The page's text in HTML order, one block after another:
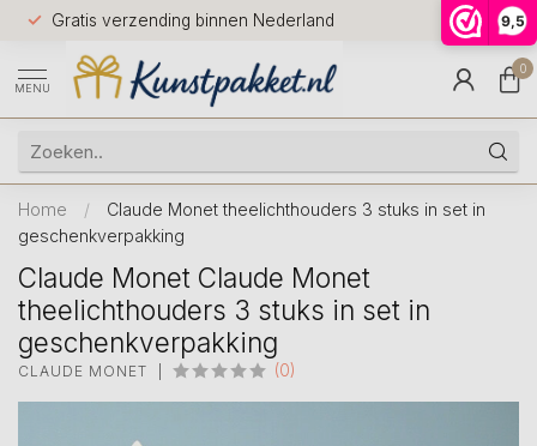
9,5
Gratis verzending binnen Nederland
Voor
huis
9.5
MENU
0
Home /
Claude Monet theelichthouders 3 stuks in set in
geschenkverpakking
Claude Monet Claude Monet
theelichthouders 3 stuks in set in
geschenkverpakking
CLAUDE MONET (0)